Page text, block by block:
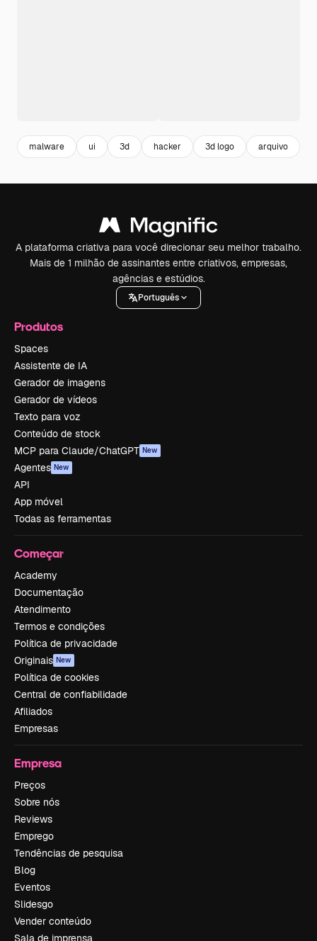
malware ui 3d hacker 3d logo arquivo
A plataforma criativa para você direcionar seu melhor trabalho.
Mais de 1 milhão de assinantes entre criativos, empresas,
agências e estúdios.
Português
Produtos
Spaces
Assistente de IA
Gerador de imagens
Gerador de vídeos
Texto para voz
Conteúdo de stock
MCP para Claude/ChatGPT New
Agentes New
API
App móvel
Todas as ferramentas
Começar
Academy
Documentação
Atendimento
Termos e condições
Política de privacidade
Originais New
Política de cookies
Central de confiabilidade
Afiliados
Empresas
Empresa
Preços
Sobre nós
Reviews
Emprego
Tendências de pesquisa
Blog
Eventos
Slidesgo
Vender conteúdo
Sala de imprensa